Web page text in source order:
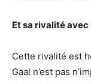
Et sa rivalité avec
Cette rivalité est
Gaal n’est pas